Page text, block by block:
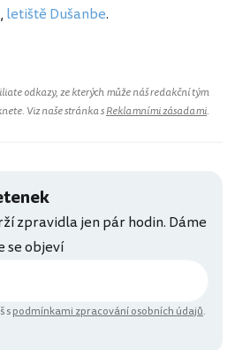
, letiště Dušanbe.
odkazy, ze kterých může náš redakční tým
Viz naše stránka sReklamními zásadami.
zpravidla jen pár hodin. Dáme
se objeví
spodmínkami zpracování osobních údajů.